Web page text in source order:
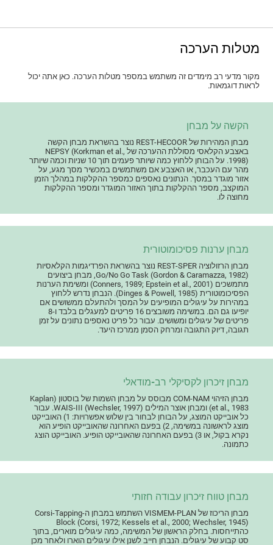
מטלות הערכה
מקור מדעי רב מימדים זה משתמש במספר מטלות הערכה. כאן אתה יכול
לראות דוגמאות.
הקשה על מבחן
מבחן המהירות של REST-HECOOR נוצר בהשראת מבחן הקשה
באצבע הקלאסי מסוללת ההערכה של NEPSY (Korkman et al.,
1998). על הבוחן ללחוץ כמה שיותר פעמים תוך 10 שניות וכמה שיותר
מהר עם העכבר, או האצבע אם משתמשים במכשיר מסך מגע, על
אזור מוגדר במסך. הנתונים נאספים כמספר ההקלקות במהלך הזמן
המוקצב, מספר ההקלקות בתוך האזור המוגדר ומספר ההקלקות
מחוצה לו.
מבחן ערנות פסיכומוטורית
מבחן הרזולוציה REST-SPER נוצר בהשראת הפרדיגמות הקלאסיות
Go/No Go Task (Gordon & Caramazza, 1982), מבחן ביצועים
מתמשכים (Conners, 1989; Epstein et al., 2001) ומשימת הערנות
הפסיכומוטורית (Dinges & Powell, 1985). הנבחן נדרש ללחוץ
במהירות על עיגולים המופיעים על המסך ולהתעלם ממשושים אם
יופיעו גם הם. במשימה משובצים 16 פריטים למעגלים בלבד ו-8
פריטים של עיגולים ומשושים. עבור כל פריט נאספים נתונים על זמן
תגובה, דיוק התגובה ומרחק הסמן ממרכז היעד.
מבחן זיכרון לקסיקלי רב-מודאלי
מבחן הזיהוי COM-NAM מבוסס על מבחן השמות של בוסטון (Kaplan
et al., 1983) ומבחן אוצר המילים WAIS-III (Wechsler, 1997). עבור
כל אובייקט המוצג, על הבוחן לבחור בין שלוש אפשרויות: 1) האובייקט
מוצג לראשונה במשימה, 2) בפעם האחרונה שהאובייקט הופיע הוא
נקרא בקול, או 3) בפעם האחרונה שהאובייקט הופיע. האובייקט הוצג
כתמונה.
מבחן טווח זיכרון עבודה חזותי
מבחן הריכוז של VISMEM-PLAN השתמש במבחן ה-Corsi-Tapping
Block (Corsi, 1972; Kessels et al., 2000; Wechsler, 1945)
כהתייחסות. בחלק הראשון של המשימה, כמה עיגולים מוארים, בתוך
סט קבוע של עיגולים. הנבחן חייב לשנן אילו עיגולים הוארו ולאחר מכן